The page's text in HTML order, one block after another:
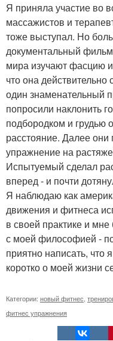
Я приняла участие во
массажистов и
тоже выступал. Но
документальный
мира изучают фасцию
что она
один знаменательный
попросили наклонить
подбородком и грудью
расстояние. Далее
упражнение на
Испытуемый сделал
вперед - и почти
Я наблюдаю как
движения и фитнеса
в своей практике и мне
с моей философией -
приятно написать, что
коротко о моей жизни
Категории: новый фитнес,
фитнес упражнения